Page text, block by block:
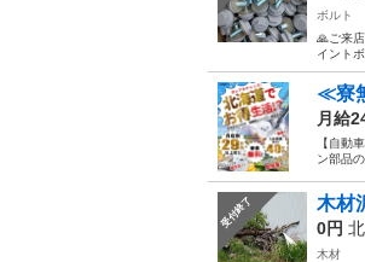
ボルト
🙏ご来
イント
≪寮
月給
【自動
ン部品
受付終了 木材
0円
木材